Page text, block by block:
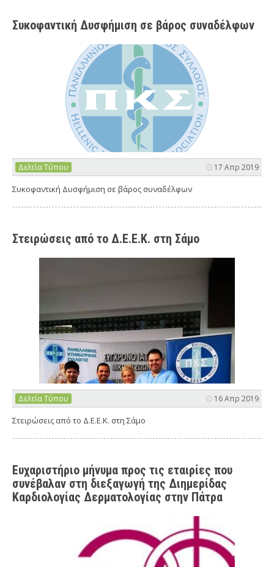
Συκοφαντική Δυσφήμιση σε βάρος συναδέλφων
Δελτία Τύπου 17 Απρ 2019
Συκοφαντική Δυσφήμιση σε βάρος συναδέλφων
Στειρώσεις από το Δ.Ε.Ε.Κ. στη Σάμο
Δελτία Τύπου 16 Απρ 2019
Στειρώσεις από το Δ.Ε.Ε.Κ. στη Σάμο
Ευχαριστήριο μήνυμα προς τις εταιρίες που
συνέβαλαν στη διεξαγωγή της Διημερίδας
Καρδιολογίας Δερματολογίας στην Πάτρα